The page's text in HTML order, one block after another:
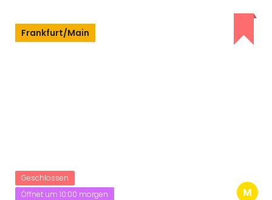
Frankfurt/Main
M
Geschlossen
Öffnet um 10:00 morgen